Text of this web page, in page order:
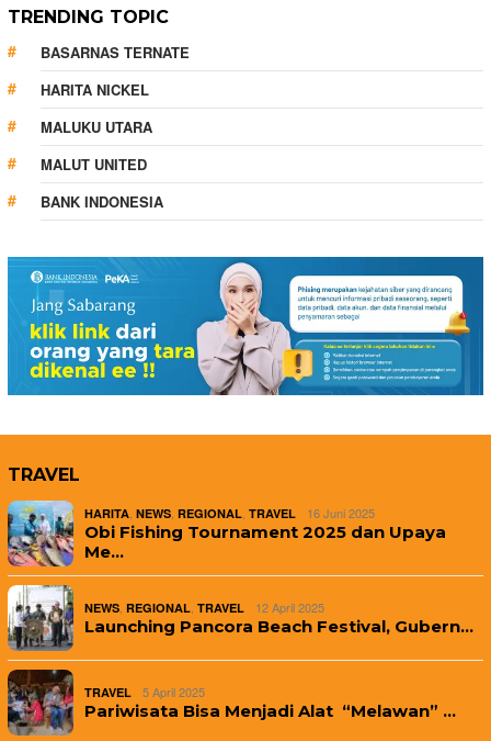
TRENDING TOPIC
BASARNAS TERNATE
HARITA NICKEL
MALUKU UTARA
MALUT UNITED
BANK INDONESIA
TRAVEL
HARITA NEWS REGIONAL TRAVEL 16 Juni 2025
Obi Fishing Tournament 2025 dan Upaya
Me…
NEWS REGIONAL TRAVEL 12 April 2025
Launching Pancora Beach Festival, Gubern…
TRAVEL 5 April 2025
Pariwisata Bisa Menjadi Alat “Melawan” …